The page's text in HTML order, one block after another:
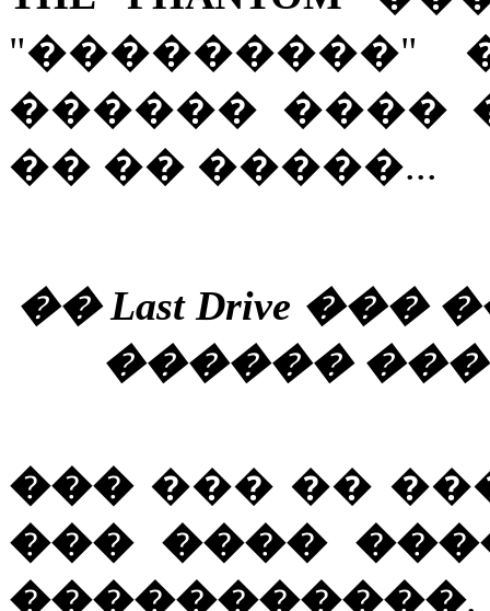
"���������"
������ ����
�� �� �����...
�� Last Drive
������
������ ��
��� ����
�����������